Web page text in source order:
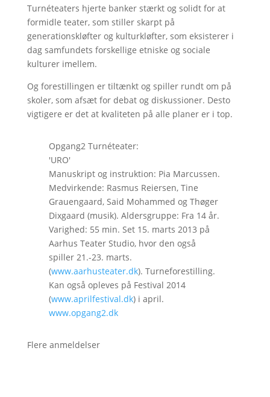
Turnéteaters hjerte banker stærkt og solidt for at
formidle teater, som stiller skarpt på
generationskløfter og kulturkløfter, som eksisterer i
dag samfundets forskellige etniske og sociale
kulturer imellem.
Og forestillingen er tiltænkt og spiller rundt om på
skoler, som afsæt for debat og diskussioner. Desto
vigtigere er det at kvaliteten på alle planer er i top.
Opgang2 Turnéteater:
'URO'
Manuskript og instruktion: Pia Marcussen.
Medvirkende: Rasmus Reiersen, Tine
Grauengaard, Said Mohammed og Thøger
Dixgaard (musik). Aldersgruppe: Fra 14 år.
Varighed: 55 min. Set 15. marts 2013 på
Aarhus Teater Studio, hvor den også
spiller 21.-23. marts.
(www.aarhusteater.dk). Turneforestilling.
Kan også opleves på Festival 2014
(www.aprilfestival.dk) i april.
www.opgang2.dk
Flere anmeldelser